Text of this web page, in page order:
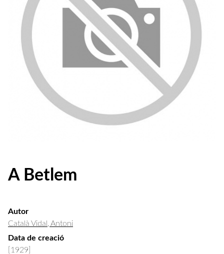
A Betlem
Autor
Català Vidal, Antoni
Data de creació
[1929]